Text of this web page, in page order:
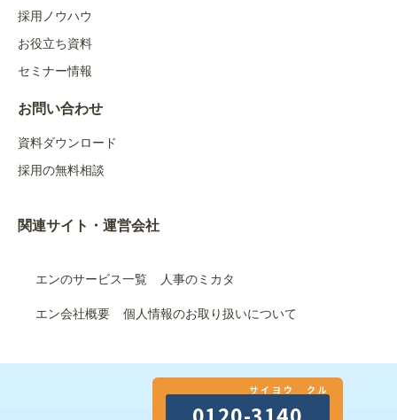
採用ノウハウ
お役立ち資料
セミナー情報
お問い合わせ
資料ダウンロード
採用の無料相談
関連サイト・運営会社
エンのサービス一覧 人事のミカタ
エン会社概要 個人情報のお取り扱いについて
サイヨウ クル